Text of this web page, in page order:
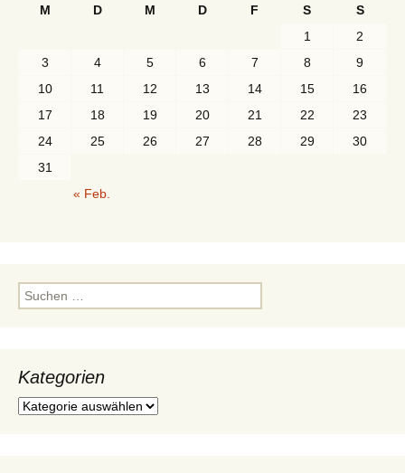
M
D M D F S
S
1
2
3
4 5 6 7 8
9
10
11 12 13 14 15
16
17
18 19 20 21 22
23
24
25 26 27 28 29
30
31
« Feb.
Suchen
nach:
Kategorien
Kategorien